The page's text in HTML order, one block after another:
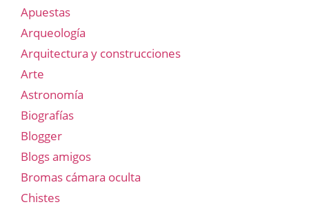
Apuestas
Arqueología
Arquitectura y construcciones
Arte
Astronomía
Biografías
Blogger
Blogs amigos
Bromas cámara oculta
Chistes